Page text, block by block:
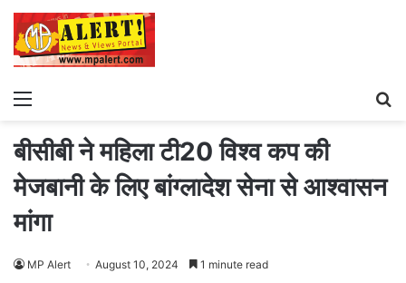
Menu
बीसीबी ने महिला टी20 विश्व कप की
मेजबानी के लिए बांग्लादेश सेना से आश्वासन
मांगा
MP Alert August 10, 2024 1 minute read